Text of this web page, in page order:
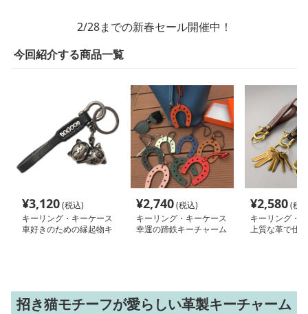
2/28までの新春セール開催中！
今回紹介する商品一覧
¥3,120(税込)
キーリング・キーケース
車好きのための縁起物キ
¥2,740(税込)
キーリング・キーケース
幸運の蹄鉄キーチャーム
¥2,580(税
キーリング・
上質な革で仕
招き猫モチーフが愛らしい革製キーチャーム